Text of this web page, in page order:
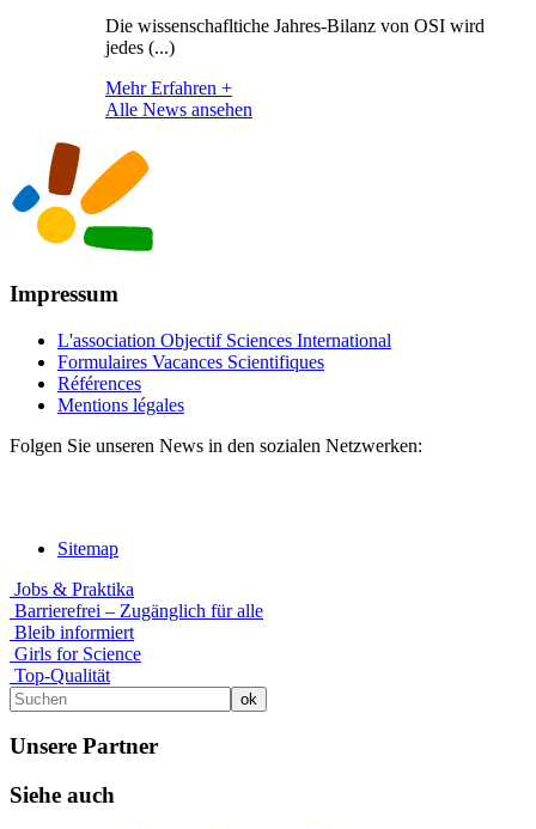
Die wissenschafltiche Jahres-Bilanz von OSI wird
jedes (...)
Mehr Erfahren +
Alle News ansehen
Impressum
L'association Objectif Sciences International
Formulaires Vacances Scientifiques
Références
Mentions légales
Folgen Sie unseren News in den sozialen Netzwerken:
Sitemap
Jobs & Praktika
Barrierefrei – Zugänglich für alle
Bleib informiert
Girls for Science
Top-Qualität
Unsere Partner
Siehe auch